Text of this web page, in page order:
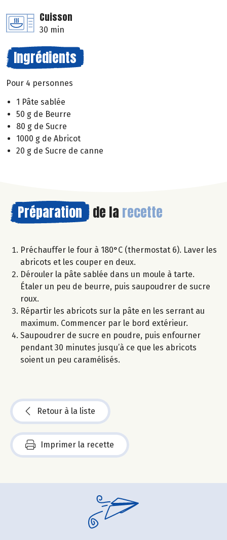
Cuisson
30 min
Ingrédients
Pour 4 personnes
1 Pâte sablée
50 g de Beurre
80 g de Sucre
1000 g de Abricot
20 g de Sucre de canne
Préparation de la recette
Préchauffer le four à 180°C (thermostat 6). Laver les
abricots et les couper en deux.
Dérouler la pâte sablée dans un moule à tarte.
Étaler un peu de beurre, puis saupoudrer de sucre
roux.
Répartir les abricots sur la pâte en les serrant au
maximum. Commencer par le bord extérieur.
Saupoudrer de sucre en poudre, puis enfourner
pendant 30 minutes jusqu’à ce que les abricots
soient un peu caramélisés.
Retour à la liste
Imprimer la recette